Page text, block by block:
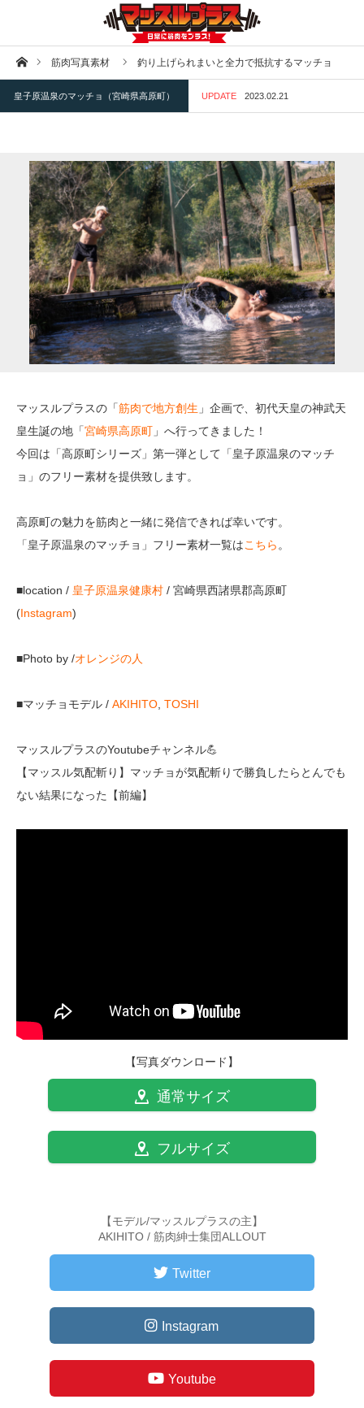
ホーム筋肉写真素材 釣り上げられまいと全力で抵抗するマッチョ
皇子原温泉のマッチョ（宮崎県高原町） UPDATE 2023.02.21
マッスルプラスの「筋肉で地方創生 」企画で、初代天皇の神武天
皇生誕の地「宮崎県高原町 」へ行ってきました！
今回は「高原町シリーズ」第一弾として「皇子原温泉のマッチ
ョ」のフリー素材を提供致します。
高原町の魅力を筋肉と一緒に発信できれば幸いです。
「皇子原温泉のマッチョ」フリー素材一覧はこちら 。
■location / 皇子原温泉健康村 / 宮崎県西諸県郡高原町
(Instagram)
■Photo by /オレンジの人
■マッチョモデル / AKIHITO TOSHI
マッスルプラスのYoutubeチャンネル💪
【マッスル気配斬り】マッチョが気配斬りで勝負したらとんでも
ない結果になった【前編】
【写真ダウンロード】
通常サイズ
フルサイズ
【モデル/マッスルプラスの主】
AKIHITO / 筋肉紳士集団ALLOUT
Twitter
Instagram
Youtube